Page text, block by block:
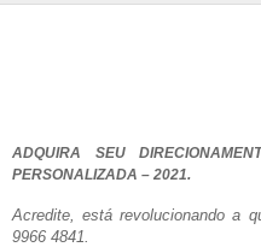
ADQUIRA SEU
PERSONALIZADA – 2021.
Acredite, está revolucionando a
9966 4841.